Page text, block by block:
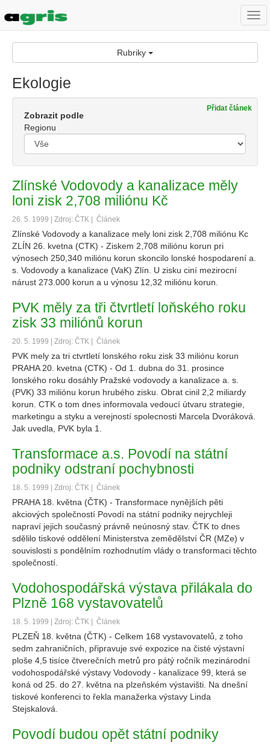
Rubriky
Ekologie
Přidat článek
Zobrazit podle
Regionu
Zlínské Vodovody a kanalizace měly
loni zisk 2,708 miliónu Kč
26. 5. 1999 | Zdroj: ČTK | Článek
Zlínské Vodovody a kanalizace mely loni zisk 2,708 miliónu Kc
ZLÍN 26. kvetna (CTK) - Ziskem 2,708 miliónu korun pri
výnosech 250,340 miliónu korun skoncilo lonské hospodarení a.
s. Vodovody a kanalizace (VaK) Zlín. U zisku ciní mezirocní
nárust 273.000 korun a u výnosu 12,32 miliónu korun.
PVK měly za tři čtvrtletí loňského roku
zisk 33 miliónů korun
20. 5. 1999 | Zdroj: ČTK | Článek
PVK mely za tri ctvrtletí lonského roku zisk 33 miliónu korun
PRAHA 20. kvetna (CTK) - Od 1. dubna do 31. prosince
lonského roku dosáhly Pražské vodovody a kanalizace a. s.
(PVK) 33 miliónu korun hrubého zisku. Obrat cinil 2,2 miliardy
korun. CTK o tom dnes informovala vedoucí útvaru strategie,
marketingu a styku a verejností spolecnosti Marcela Dvoráková.
Jak uvedla, PVK byla 1.
Transformace a.s. Povodí na státní
podniky odstraní pochybnosti
18. 5. 1999 | Zdroj: ČTK | Článek
PRAHA 18. května (ČTK) - Transformace nynějších pěti
akciových společností Povodí na státní podniky nejrychleji
napraví jejich současný právně neúnosný stav. ČTK to dnes
sdělilo tiskové oddělení Ministerstva zemědělství ČR (MZe) v
souvislosti s pondělním rozhodnutím vlády o transformaci těchto
společností.
Vodohospodářská výstava přilákala do
Plzně 168 vystavovatelů
18. 5. 1999 | Zdroj: ČTK | Článek
PLZEŇ 18. května (ČTK) - Celkem 168 vystavovatelů, z toho
sedm zahraničních, připravuje své expozice na čisté výstavní
ploše 4,5 tisíce čtverečních metrů pro pátý ročník mezinárodní
vodohospodářské výstavy Vodovody - kanalizace 99, která se
koná od 25. do 27. května na plzeňském výstavišti. Na dnešní
tiskové konferenci to řekla manažerka výstavy Linda
Stejskalová.
Povodí budou opět státní podniky